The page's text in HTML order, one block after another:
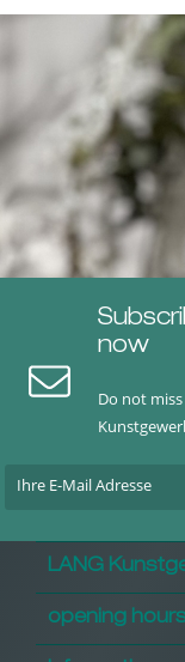
now
Do not
LANG
opening